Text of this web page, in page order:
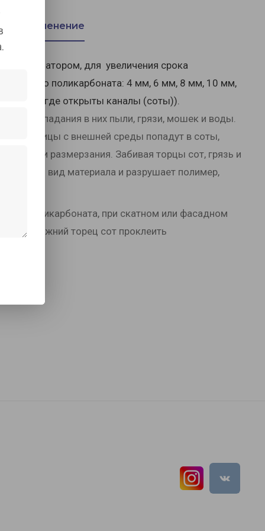
Применение
для увеличения срока
сотового поликарбоната: 4 мм, 6 мм, 8 мм, 10 мм,
мм (там где открыты каналы (соты)).
от попадания в них пыли, грязи, мошек и воды.
то частицы с внешней среды попадут в соты,
и размерзания. Забивая торцы сот, грязь и
внешний вид материала и разрушает полимер,
поликарбоната, при скатном или фасадном
Нижний торец сот проклеить